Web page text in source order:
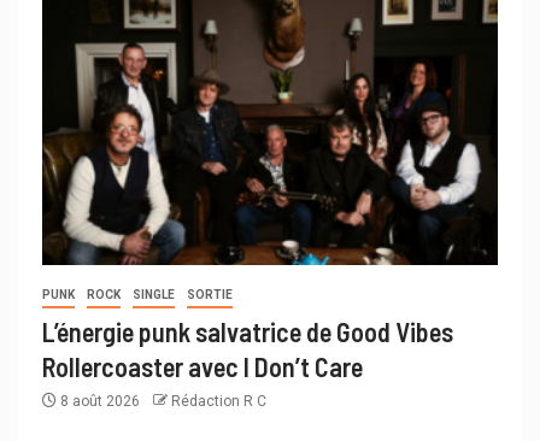
PUNK ROCK SINGLE SORTIE
L’énergie punk salvatrice de Good Vibes
Rollercoaster avec I Don’t Care
8 août 2026 Rédaction R C